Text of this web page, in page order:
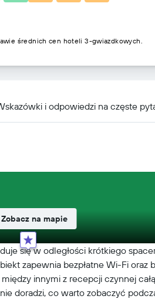
i odpowiedzi na częste
się w odległości krótkiego
zapewnia bezpłatne Wi-Fi oraz
innymi z recepcji czynnej
doradzi, co warto zobaczyć
Zobacz na mapie
średnich cen hoteli 3-gwiazdkowych.